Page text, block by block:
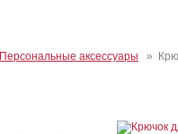
Персональные аксессуары »